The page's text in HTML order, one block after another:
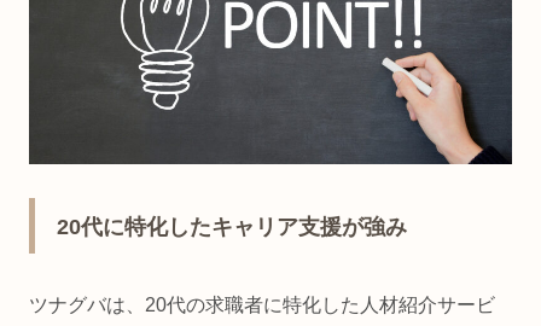
20代に特化したキャリア支援が強み
ツナグバは、20代の求職者に特化した人材紹介サービ